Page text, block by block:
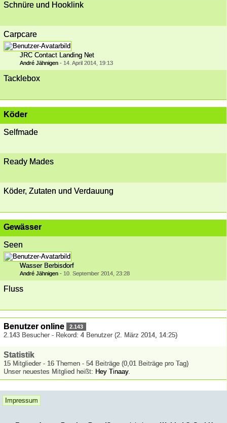
Schnüre und Hooklink
Carpcare
JRC Contact Landing Net
André Jähnigen - 14. April 2014, 19:13
Tacklebox
Köder
Selfmade
Ready Mades
Köder, Zutaten und Verdauung
Gewässer
Seen
Wasser Berbisdorf
André Jähnigen - 10. September 2014, 23:28
Fluss
Benutzer online 2.143
2.143 Besucher - Rekord: 4 Benutzer (2. März 2014, 14:25)
Statistik
15 Mitglieder - 16 Themen - 54 Beiträge (0,01 Beiträge pro Tag)
Unser neuestes Mitglied heißt: Hey Tinaay.
Impressum